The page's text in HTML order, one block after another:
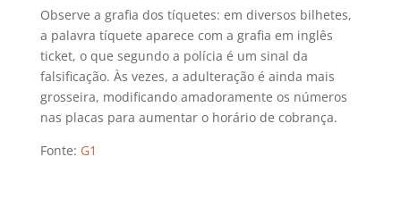
Observe a grafia dos tíquetes: em diversos bilhetes,
a palavra tíquete aparece com a grafia em inglês
ticket, o que segundo a polícia é um sinal da
falsificação. Às vezes, a adulteração é ainda mais
grosseira, modificando amadoramente os números
nas placas para aumentar o horário de cobrança.
Fonte: G1